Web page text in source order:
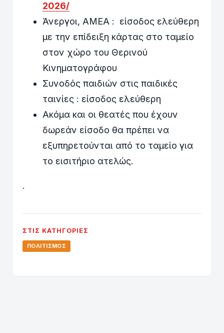
2026/
Άνεργοι, ΑΜΕΑ : είσοδος ελεύθερη
με την επίδειξη κάρτας στο ταμείο
στον χώρο του Θερινού
Κινηματογράφου
Συνοδός παιδιών στις παιδικές
ταινίες : είσοδος ελεύθερη
Ακόμα και οι θεατές που έχουν
δωρεάν είσοδο θα πρέπει να
εξυπηρετούνται από το ταμείο για
το εισιτήριο ατελώς.
.
ΣΤΙΣ ΚΑΤΗΓΟΡΊΕΣ
ΠΟΛΙΤΙΣΜΌΣ